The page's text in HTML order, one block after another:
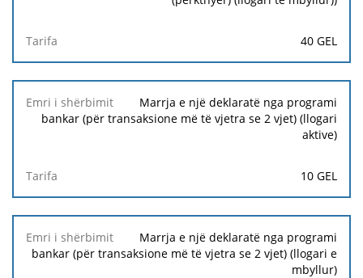
40 GEL
Marrja e një deklaratë nga programi
bankar (për transaksione më të vjetra se 2 vjet) (llogari
aktive)
10 GEL
Marrja e një deklaratë nga programi
bankar (për transaksione më të vjetra se 2 vjet) (llogari e
mbyllur)